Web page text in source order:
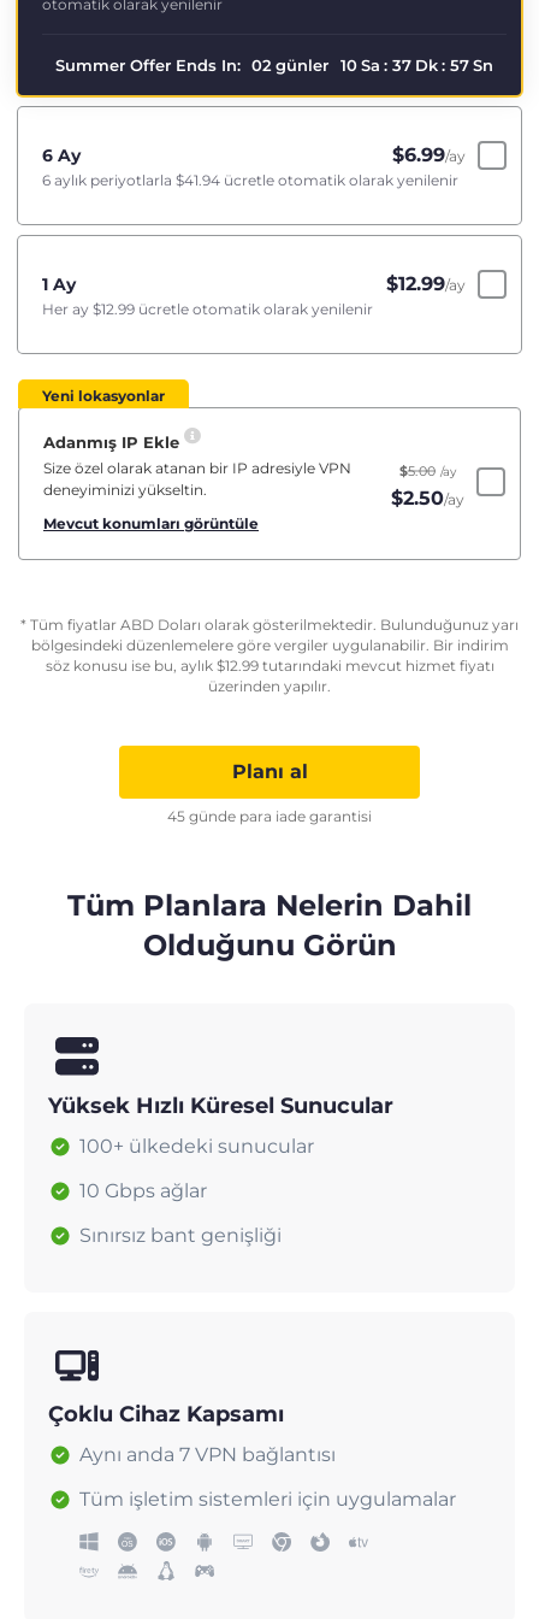
otomatik olarak yenilenir
Summer Offer Ends In: 02 günler 10Sa : 37 Dk: 57Sn
6 Ay $6.99/ay
6 aylık periyotlarla $41.94 ücretle otomatik olarak yenilenir
1 Ay $12.99/ay
Her ay $12.99 ücretle otomatik olarak yenilenir
Yeni lokasyonlar
Adanmış IP Ekle
Size özel olarak atanan bir IP adresiyle VPN
deneyiminizi yükseltin.
Mevcut konumları görüntüle
$5.00 /ay
$2.50/ay
* Tüm fiyatlar ABD Doları olarak gösterilmektedir. Bulunduğunuz yarı
bölgesindeki düzenlemelere göre vergiler uygulanabilir. Bir indirim
söz konusu ise bu, aylık $12.99tutarındaki mevcut hizmet fiyatı
üzerinden yapılır.
Planı al
45 günde para iade garantisi
Tüm Planlara Nelerin Dahil
Olduğunu Görün
Yüksek Hızlı Küresel Sunucular
100+ ülkedeki sunucular
10 Gbps ağlar
Sınırsız bant genişliği
Çoklu Cihaz Kapsamı
Aynı anda 7 VPN bağlantısı
Tüm işletim sistemleri için uygulamalar